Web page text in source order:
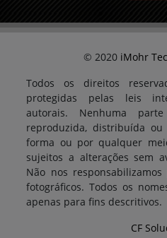
© 2020 iMohr
Todos os direitos
protegidas pelas leis
autorais. Nenhuma
reproduzida, distribuída
forma ou por qualquer
sujeitos a alterações sem
Não nos
fotográficos. Todos os
apenas para fins descritivos.
CF